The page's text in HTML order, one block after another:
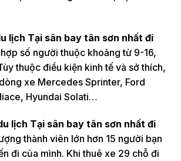
lịch Tại sân bay tân sơn nhất đi
số người thuộc khoảng từ 9-16,
thuộc điều kiện kinh tế và sở thích,
xe Mercedes Sprinter, Ford
Hyundai Solati…
lịch Tại sân bay tân sơn nhất đi
thành viên lớn hơn 15 người bạn
đi của mình. Khi thuê xe 29 chỗ đi